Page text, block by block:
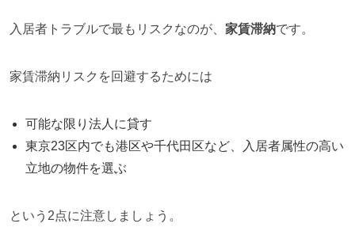
入居者トラブルで最もリスクなのが、 家賃滞納です。
家賃滞納リスクを回避するためには
可能な限り法人に貸す
東京23区内でも港区や千代田区など、入居者属性の高い
立地の物件を選ぶ
という2点に注意しましょう。